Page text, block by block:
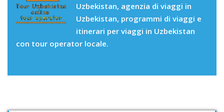
Uzbekistan, agenzia di viaggi in
Uzbekistan, programmi di viaggi e
itinerari per viaggi in Uzbekistan
con tour operator locale.